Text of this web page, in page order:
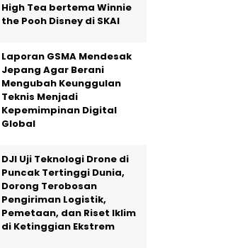
High Tea bertema Winnie
the Pooh Disney di SKAI
Laporan GSMA Mendesak
Jepang Agar Berani
Mengubah Keunggulan
Teknis Menjadi
Kepemimpinan Digital
Global
DJI Uji Teknologi Drone di
Puncak Tertinggi Dunia,
Dorong Terobosan
Pengiriman Logistik,
Pemetaan, dan Riset Iklim
di Ketinggian Ekstrem